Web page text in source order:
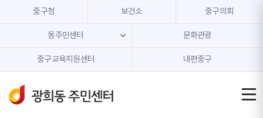
본문 내용 바로가기
주메뉴 바로가기
중구청 보건소 중구의회
동주민센터 문화관광
중구교육지원센터 내편중구